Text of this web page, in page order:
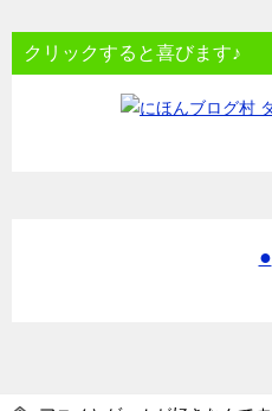
クリックすると喜びます♪
●